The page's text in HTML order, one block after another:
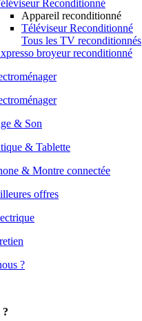
Reconditionné
Appareil reconditionné
Téléviseur Reconditionné
Tous les TV reconditionnés
broyeur reconditionné
& Son
& Tablette
& Montre connectée
offres
?
?